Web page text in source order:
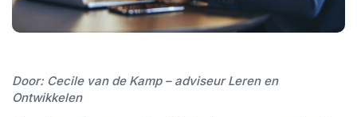
Door: Cecile van de Kamp – adviseur Leren en
Ontwikkelen